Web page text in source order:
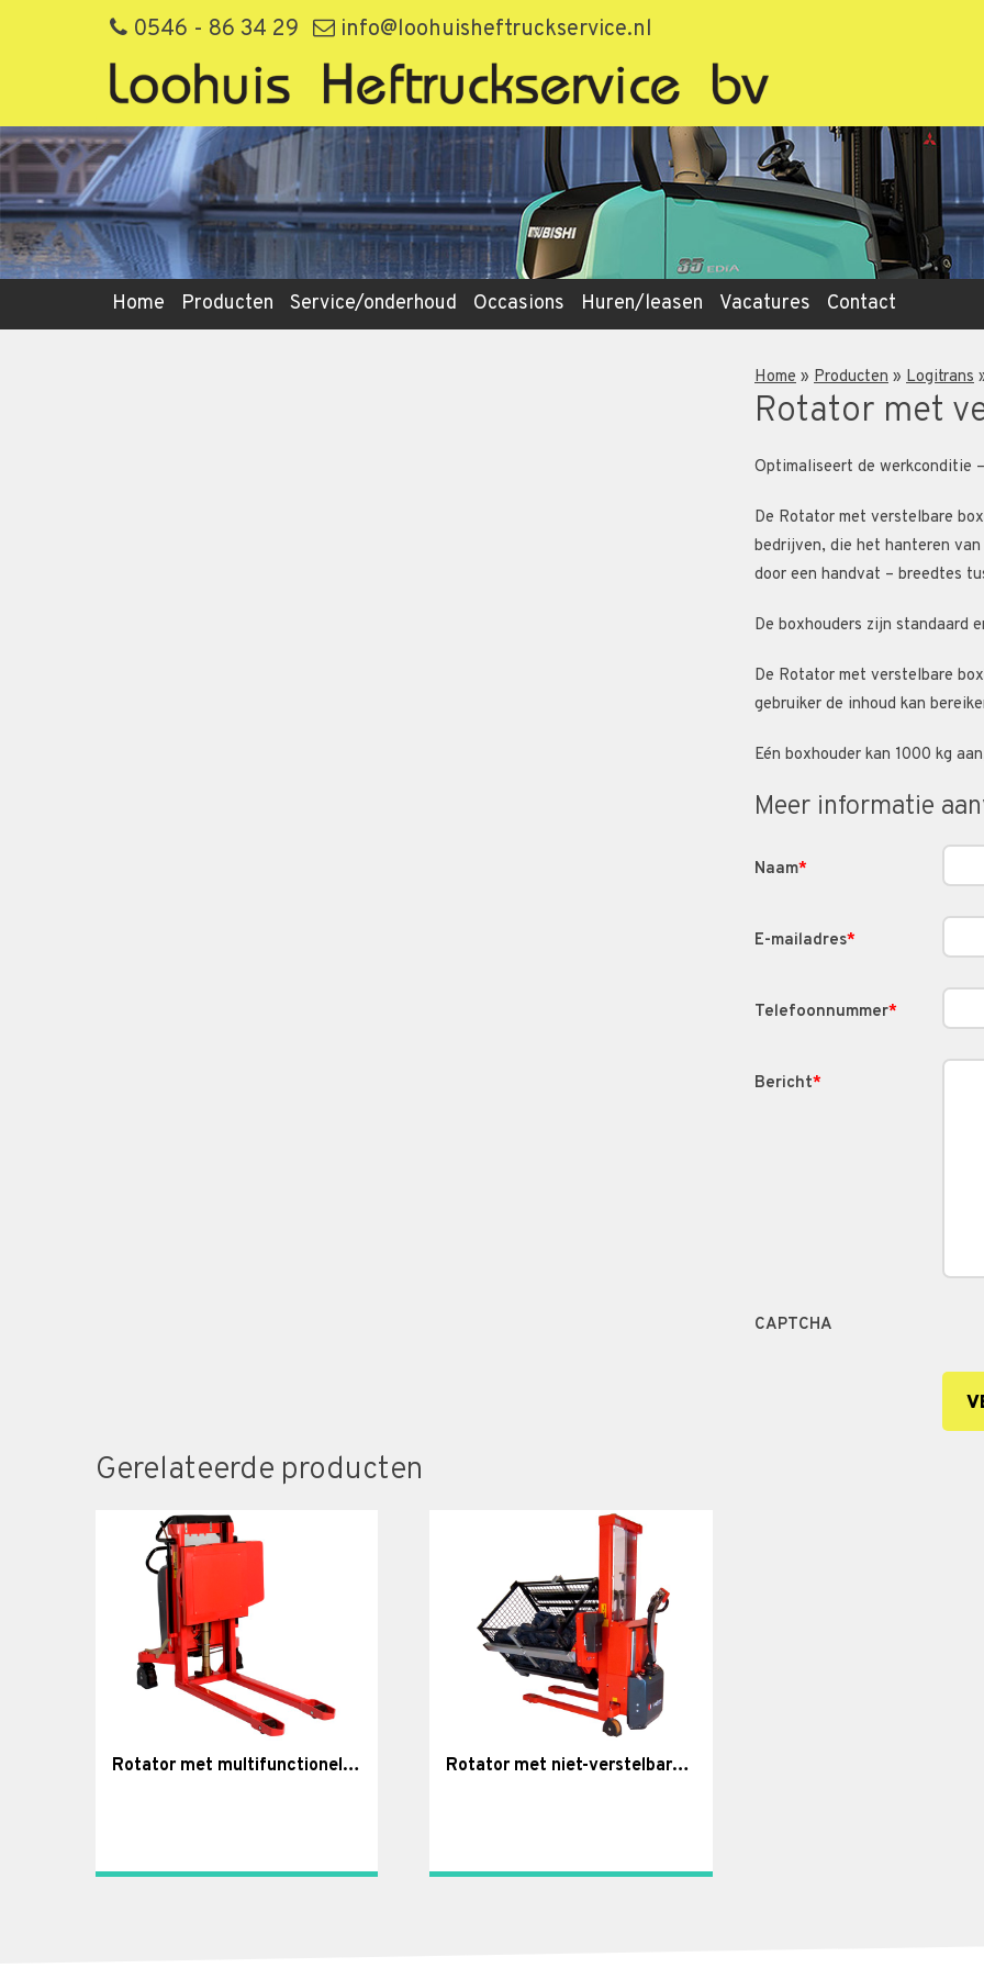
0546 - 86 34 29 info@loohuisheftruckservice.nl
Home Producten Service/onderhoud Occasions Huren/leasen Vacatures Contact
Home » Producten » Logitrans
Rotator met
Optimaliseert de werkconditie
De Rotator met verstelbare
bedrijven, die het hanteren
door een handvat – breedtes
De boxhouders zijn standaard
De Rotator met verstelbare
gebruiker de inhoud kan
Eén boxhouder kan 1000 kg
Meer informatie
Naam*
E-mailadres*
Telefoonnummer*
Bericht*
CAPTCHA
Gerelateerde producten
Rotator met multifunctionele wagen Rotator met niet-verstelbare box-houders